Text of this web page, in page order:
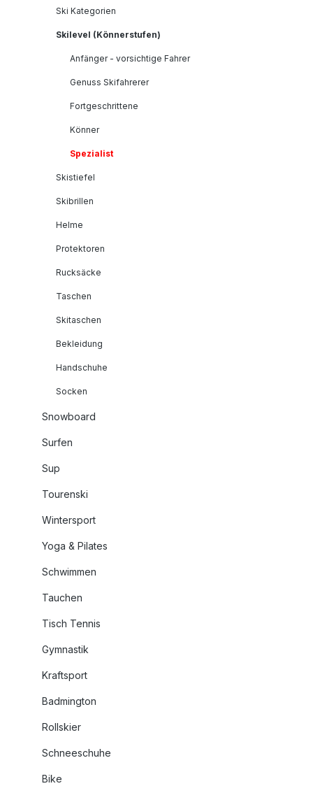
Ski Kategorien
Skilevel (Könnerstufen)
Anfänger - vorsichtige Fahrer
Genuss Skifahrerer
Fortgeschrittene
Könner
Spezialist
Skistiefel
Skibrillen
Helme
Protektoren
Rucksäcke
Taschen
Skitaschen
Bekleidung
Handschuhe
Socken
Snowboard
Surfen
Sup
Tourenski
Wintersport
Yoga & Pilates
Schwimmen
Tauchen
Tisch Tennis
Gymnastik
Kraftsport
Badmington
Rollskier
Schneeschuhe
Bike